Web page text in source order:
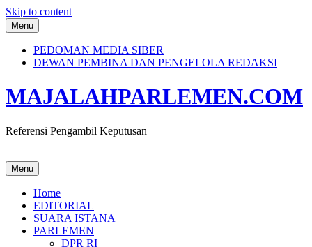
Skip to content
Menu
PEDOMAN MEDIA SIBER
DEWAN PEMBINA DAN PENGELOLA REDAKSI
MAJALAHPARLEMEN.COM
Referensi Pengambil Keputusan
Menu
Home
EDITORIAL
SUARA ISTANA
PARLEMEN
DPR RI